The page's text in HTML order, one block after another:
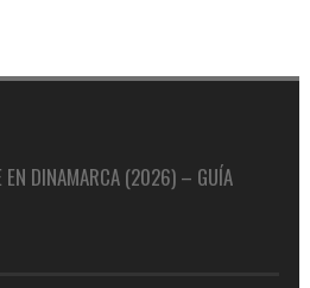
EN DINAMARCA (2026) – GUÍA